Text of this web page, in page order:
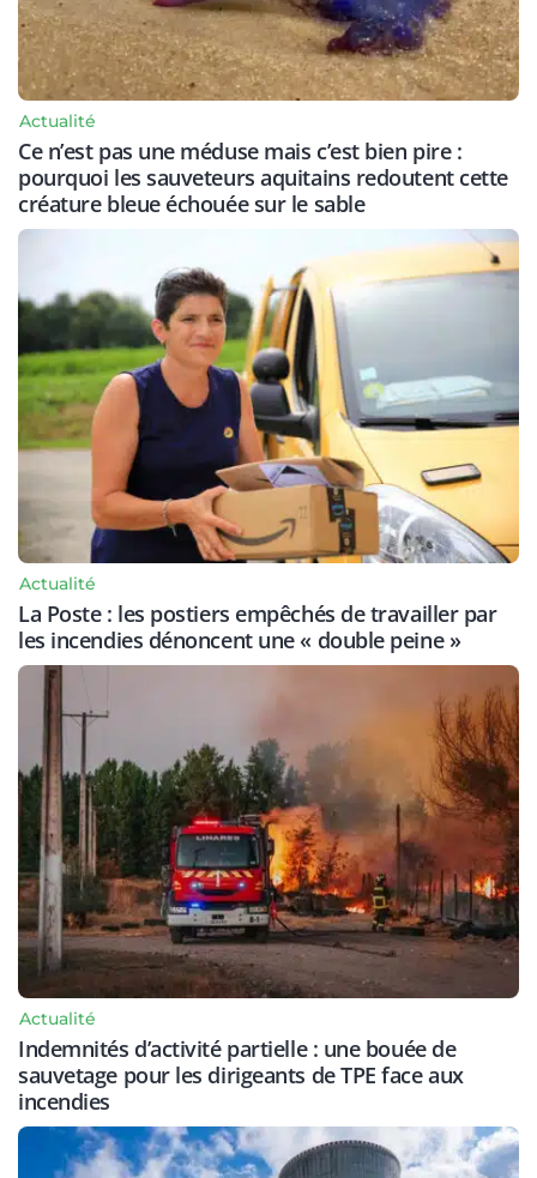
Actualité
Ce n’est pas une méduse mais c’est bien pire :
pourquoi les sauveteurs aquitains redoutent cette
créature bleue échouée sur le sable
Actualité
La Poste : les postiers empêchés de travailler par
les incendies dénoncent une « double peine »
Actualité
Indemnités d’activité partielle : une bouée de
sauvetage pour les dirigeants de TPE face aux
incendies